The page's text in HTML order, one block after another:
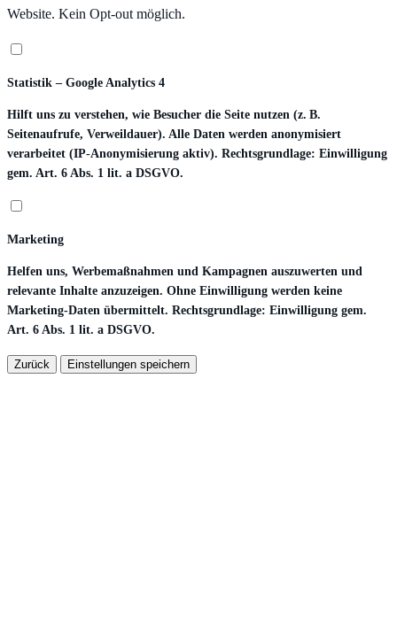
Website. Kein Opt-out möglich.
Statistik – Google Analytics 4
Hilft uns zu verstehen, wie Besucher die Seite nutzen (z. B.
Seitenaufrufe, Verweildauer). Alle Daten werden anonymisiert
verarbeitet (IP-Anonymisierung aktiv). Rechtsgrundlage: Einwilligung
gem. Art. 6 Abs. 1 lit. a DSGVO.
Marketing
Helfen uns, Werbemaßnahmen und Kampagnen auszuwerten und
relevante Inhalte anzuzeigen. Ohne Einwilligung werden keine
Marketing-Daten übermittelt. Rechtsgrundlage: Einwilligung gem.
Art. 6 Abs. 1 lit. a DSGVO.
Zurück Einstellungen speichern